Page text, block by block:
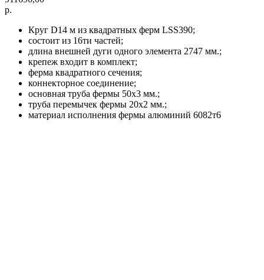
р.
Круг D14 м из квадратных ферм LSS390;
состоит из 16ти частей;
длина внешней дуги одного элемента 2747 мм.;
крепеж входит в комплект;
ферма квадратного сечения;
коннекторное соединение;
основная труба фермы 50х3 мм.;
труба перемычек фермы 20х2 мм.;
материал исполнения фермы алюминий 6082т6